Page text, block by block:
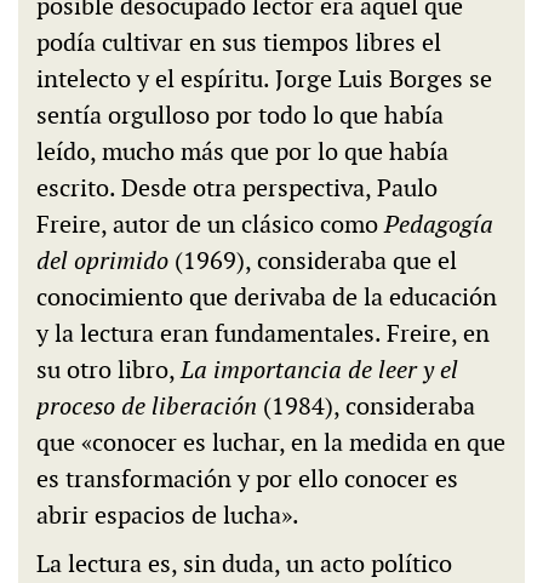
posible desocupado lector era aquel que
podía cultivar en sus tiempos libres el
intelecto y el espíritu. Jorge Luis Borges se
sentía orgulloso por todo lo que había
leído, mucho más que por lo que había
escrito. Desde otra perspectiva, Paulo
Freire, autor de un clásico comoPedagogía
del oprimido (1969), consideraba que el
conocimiento que derivaba de la educación
y la lectura eran fundamentales. Freire, en
su otro libro,La importancia de leer y el
proceso de liberación (1984), consideraba
que «conocer es luchar, en la medida en que
es transformación y por ello conocer es
abrir espacios de lucha».
La lectura es, sin duda, un acto político